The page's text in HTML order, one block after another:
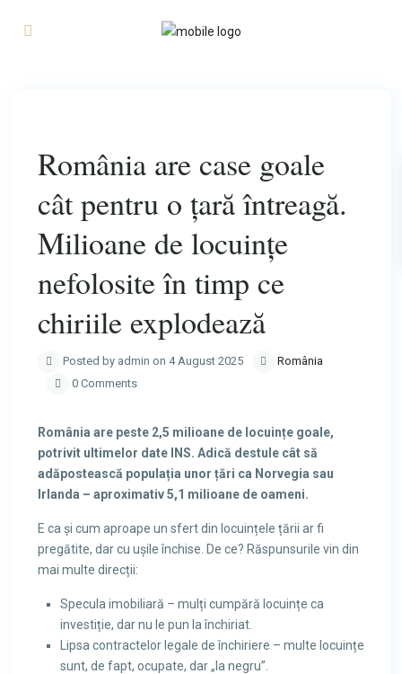
România are case goale
cât pentru o țară întreagă.
Milioane de locuințe
nefolosite în timp ce
chiriile explodează
Posted by admin on 4 August 2025
România
0 Comments
România are peste 2,5 milioane de locuințe goale,
potrivit ultimelor date INS. Adică destule cât să
adăpostească populația unor țări ca Norvegia sau
Irlanda – aproximativ 5,1 milioane de oameni.
E ca și cum aproape un sfert din locuințele țării ar fi
pregătite, dar cu ușile închise. De ce? Răspunsurile vin din
mai multe direcții:
Specula imobiliară – mulți cumpără locuințe ca
investiție, dar nu le pun la închiriat.
Lipsa contractelor legale de închiriere – multe locuințe
sunt, de fapt, ocupate, dar „la negru”.